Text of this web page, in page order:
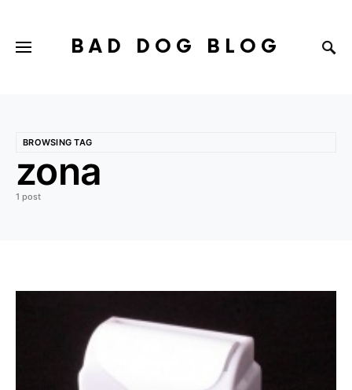
BAD DOG BLOG
BROWSING TAG
zona
1 post